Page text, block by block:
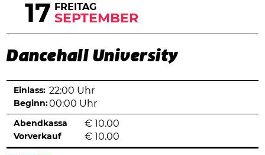
17 FREITAG
SEPTEMBER
Dancehall University
Einlass: 22:00 Uhr
Beginn:00:00 Uhr
Abendkassa € 10.00
Vorverkauf € 10.00